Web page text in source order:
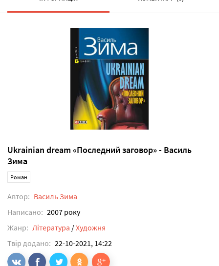
Ukrainian dream «Последний заговор» - Василь
Зима
Роман
Автор: Василь Зима
Написано: 2007 року
Жанр: Література /Художня
Твір додано: 22-10-2021, 14:22